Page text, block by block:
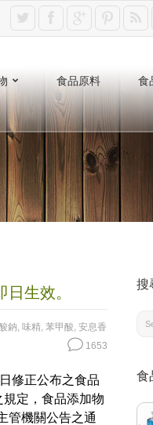
食品原料 食
生效。
鈉, 味精, 苯甲酸, 安息香
1653
修正公布之食品
定，食品添加物
管機關公告之通
搜
食